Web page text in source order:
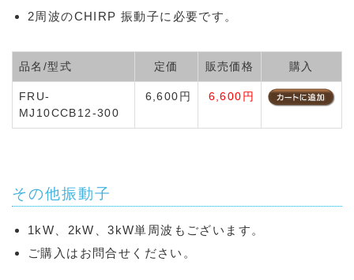
2周波のCHIRP 振動子に必要です。
品名/型式 定価 販売価格 購入
FRU-
MJ10CCB12-300
6,600円 6,600円
その他振動子
1kW、2kW、3kW単周波もございます。
ご購入はお問合せください。